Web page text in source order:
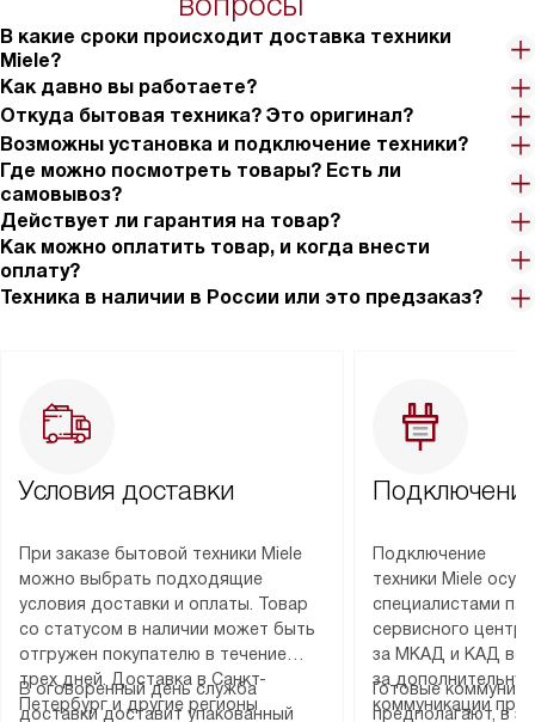
В какие сроки происходит доставка техники
Miele?
Как давно вы работаете?
Откуда бытовая техника? Это оригинал?
Возможны установка и подключение техники?
Где можно посмотреть товары? Есть ли
самовывоз?
Действует ли гарантия на товар?
Как можно оплатить товар, и когда внести
оплату?
Техника в наличии в России или это предзаказ?
Условия доставки
При заказе бытовой техники Miele
можно выбрать подходящие
условия доставки и оплаты. Товар
со статусом в наличии может быть
отгружен покупателю в течение
трех дней. Доставка в Санкт-
Петербург и другие регионы
В оговоренный день служба
доставки доставит упакованный
Подключение
техники Miele
специалистами
сервисного
за МКАД и КАД
за
коммуникации
Готовые
предполагают, в